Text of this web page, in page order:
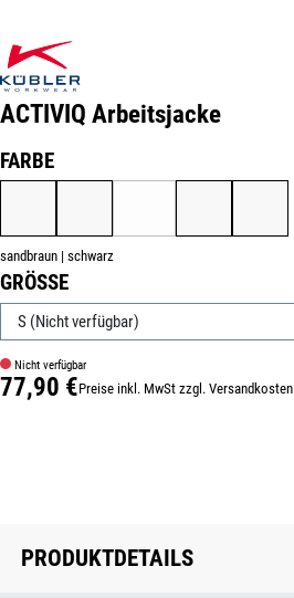
ACTIVIQ Arbeitsjacke
FARBEAUSWÄHLEN
sandbraun | schwarz
GRÖSSE
AUSWÄHLEN
Nicht verfügbar
Regulärer Preis:
77,90 €Preise inkl. MwSt zzgl. Versandkosten
Produktnummer:
PRODUKTDETAILS